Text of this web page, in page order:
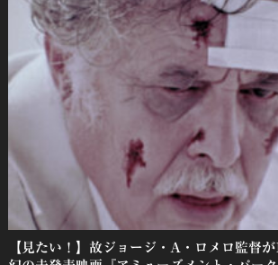
【見たい！】故ジョージ・A・ロメロ監督